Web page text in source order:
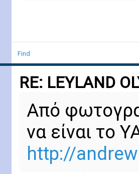
Find
RE: LEYLAND
Από
να είναι το
http://